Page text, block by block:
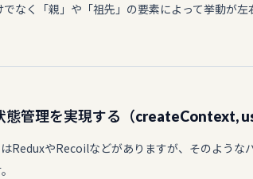
く「親」や「祖先」の要素によって挙動が左
管理を実現する（createContext,
ReduxやRecoilなどがありますが、そのよう